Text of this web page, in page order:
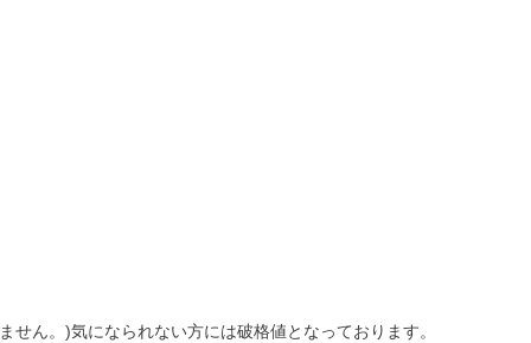
ん。)気になられない方には破格値となっております。